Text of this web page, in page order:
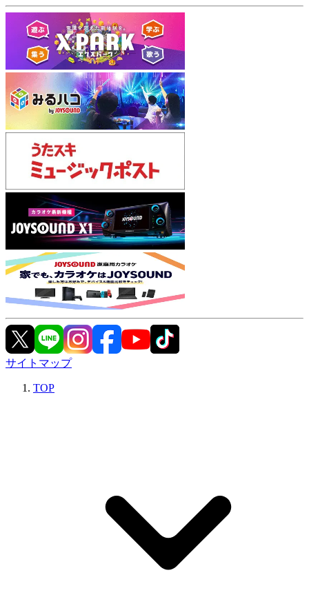
サイトマップ
TOP